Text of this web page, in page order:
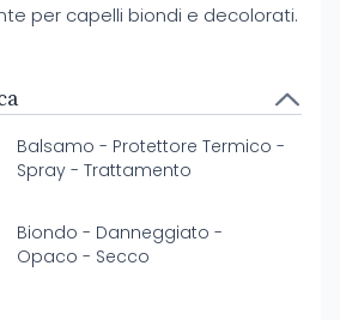
per capelli biondi e decolorati.
Balsamo - Protettore Termico -
Spray - Trattamento
Biondo - Danneggiato -
Opaco - Secco